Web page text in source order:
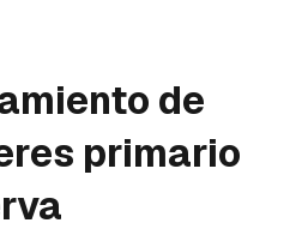
de
primario